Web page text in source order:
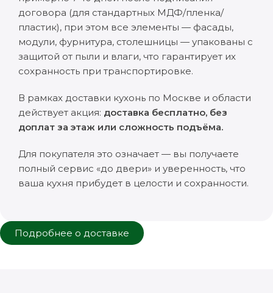
договора (для стандартных МДФ/пленка/
пластик), при этом все элементы — фасады,
модули, фурнитура, столешницы — упакованы с
защитой от пыли и влаги, что гарантирует их
сохранность при транспортировке.
В рамках доставки кухонь по Москве и области
действует акция: доставка бесплатно, без
доплат за этаж или сложность подъёма.
Для покупателя это означает — вы получаете
полный сервис «до двери» и уверенность, что
ваша кухня прибудет в целости и сохранности.
Подробнее о доставке